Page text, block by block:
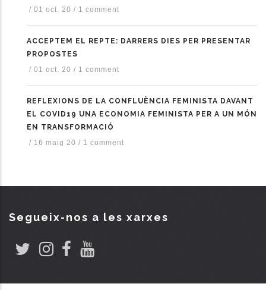
/ 01 oct. 20 / 1 comment
ACCEPTEM EL REPTE: DARRERS DIES PER PRESENTAR
PROPOSTES
/ 01 oct. 20 / 1 comment
REFLEXIONS DE LA CONFLUÈNCIA FEMINISTA DAVANT
EL COVID19 UNA ECONOMIA FEMINISTA PER A UN MÓN
EN TRANSFORMACIÓ
/ 16 maig 20 / 1 comment
Segueix-nos a les xarxes